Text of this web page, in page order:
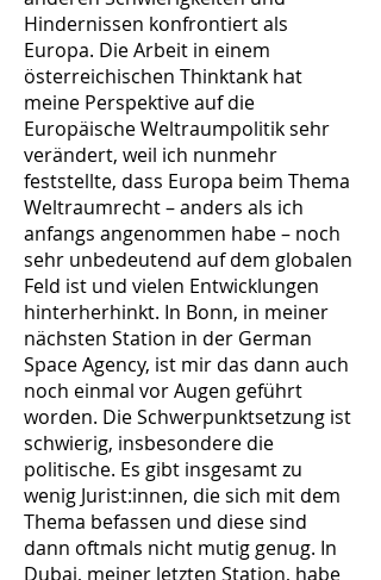
Hindernissen konfrontiert als
Europa. Die Arbeit in einem
österreichischen Thinktank hat
meine Perspektive auf die
Europäische Weltraumpolitik sehr
verändert, weil ich nunmehr
feststellte, dass Europa beim Thema
Weltraumrecht – anders als ich
anfangs angenommen habe – noch
sehr unbedeutend auf dem globalen
Feld ist und vielen Entwicklungen
hinterherhinkt. In Bonn, in meiner
nächsten Station in der German
Space Agency, ist mir das dann auch
noch einmal vor Augen geführt
worden. Die Schwerpunktsetzung ist
schwierig, insbesondere die
politische. Es gibt insgesamt zu
wenig Jurist:innen, die sich mit dem
Thema befassen und diese sind
dann oftmals nicht mutig genug. In
Dubai, meiner letzten Station, habe